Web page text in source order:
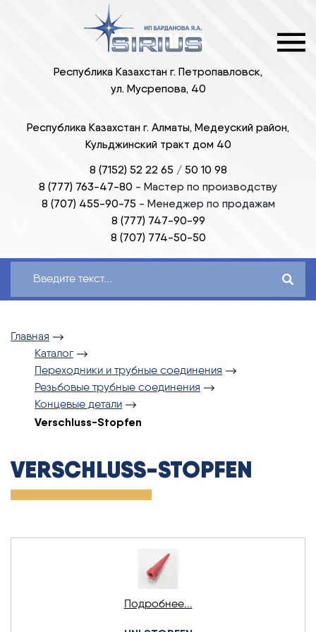
Республика Казахстан г. Петропавловск,
ул. Мусрепова, 40
Республика Казахстан г. Алматы, Медеуский район,
Кульджинский тракт дом 40
8 (7152) 52 22 65 / 50 10 98
8 (777) 763-47-80 - Мастер по производству
8 (707) 455-90-75 - Менеджер по продажам
8 (777) 747-90-99
8 (707) 774-50-50
Главная
Каталог
Переходники и трубные соединения
Резьбовые трубные соединения
Концевые детали
Verschluss-Stopfen
VERSCHLUSS-STOPFEN
Подробнее...